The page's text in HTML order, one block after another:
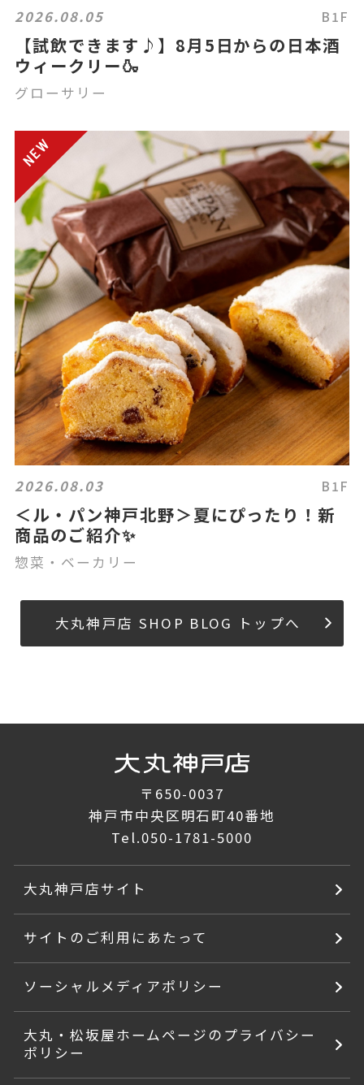
2026.08.05 B1F
【試飲できます♪】8月5日からの日本酒
ウィークリー🍶
グローサリー
2026.08.03 B1F
＜ル・パン神戸北野＞夏にぴったり！新
商品のご紹介✨
惣菜・ベーカリー
大丸神戸店 SHOP BLOG トップへ
〒650-0037
神戸市中央区明石町40番地
Tel.050-1781-5000
大丸神戸店サイト
サイトのご利用にあたって
ソーシャルメディアポリシー
大丸・松坂屋ホームページのプライバシー
ポリシー